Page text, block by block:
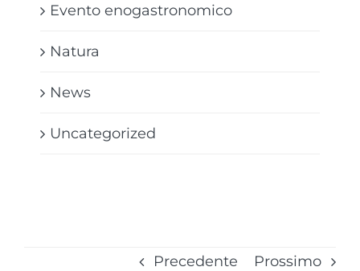
Precedente Prossimo
Evento enogastronomico
Natura
News
Uncategorized